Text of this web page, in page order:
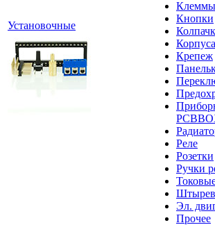
Установочные
Клеммы
Кнопки
Корпуса
Крепеж
Реле
Розетки
Ручки
Эл.
Прочее